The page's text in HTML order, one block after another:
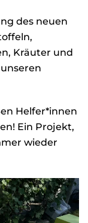
des neuen
Kräuter und
Helfer*innen
Ein Projekt,
wieder